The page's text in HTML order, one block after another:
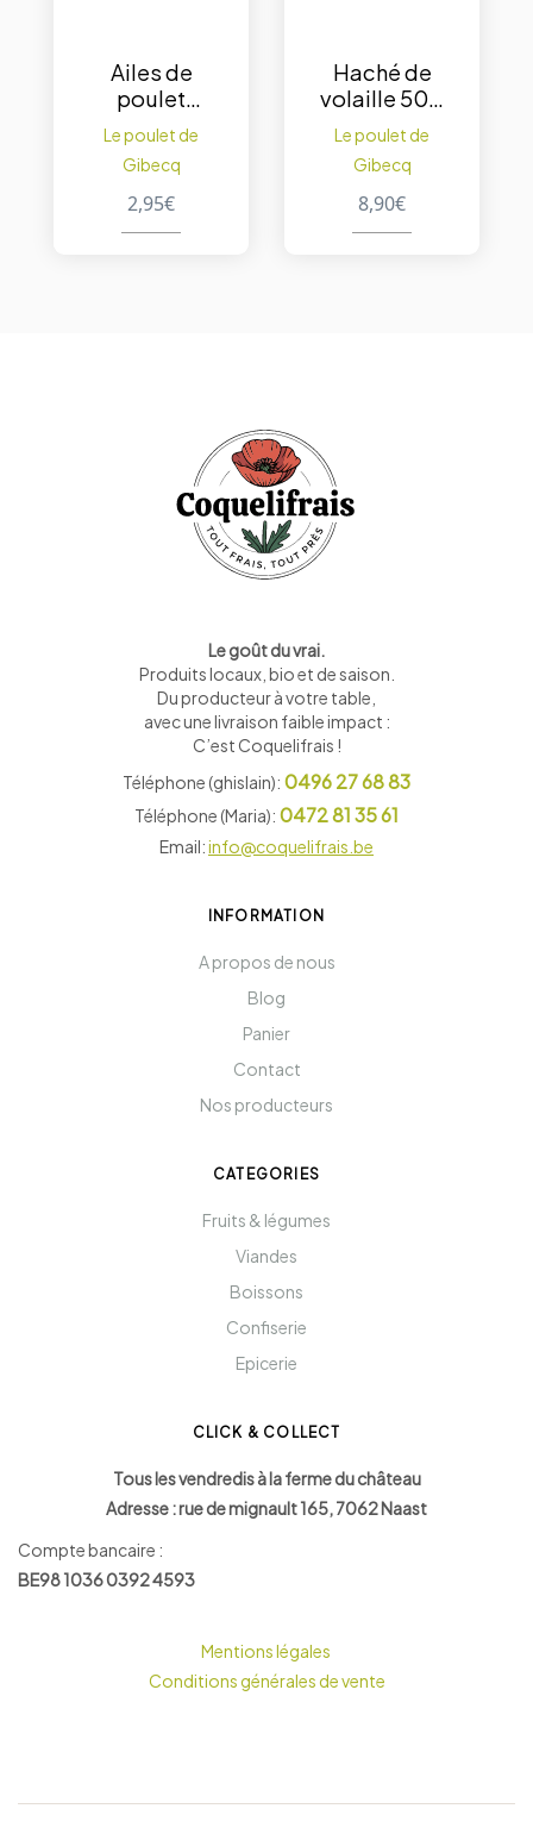
Ailes de
poulet
500gr
Le poulet de
Gibecq
2,95€
Haché de
volaille 500
gr.
Le poulet de
Gibecq
8,90€
Le goût du vrai.
Produits locaux, bio et de saison
Du producteur à votre table,
avec une livraison faible impact :
C’est Coquelifrais !
Téléphone (ghislain): 0496 27 68 83
Téléphone (Maria): 0472 81 35 61
Email:info@coquelifrais.be
INFORMATION
A propos de nous
Blog
Panier
Contact
Nos producteurs
CATEGORIES
Fruits & légumes
Viandes
Boissons
Confiserie
Epicerie
CLICK & COLLECT
Tous les vendredis à la ferme du château
Adresse : rue de mignault 165, 7062 Naast
Compte bancaire :
BE98 1036 0392 4593
Mentions légales
Conditions générales de vente